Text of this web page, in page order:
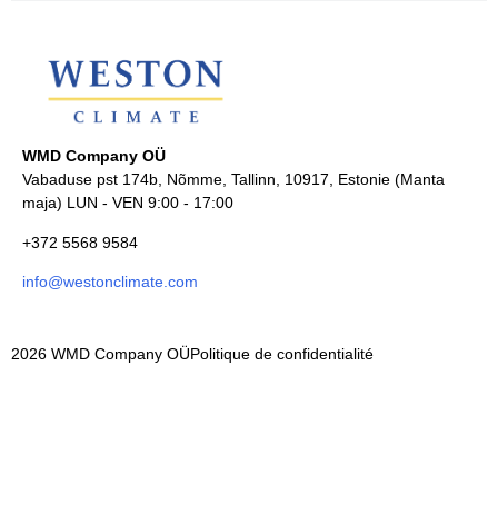
WMD Company OÜ
Vabaduse pst 174b, Nõmme, Tallinn, 10917, Estonie (Manta
maja) LUN - VEN 9:00 - 17:00
+372 5568 9584
info@westonclimate.com
2026 WMD Company OÜPolitique de confidentialité